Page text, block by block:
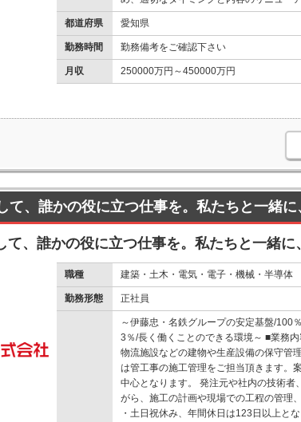
都道府県 愛知県
勤務時間 勤務備考をご確認下さい
月収 250000万円～450000万円
て、誰かの役に立つ仕事を。私たちと一緒に
、誰かの役に立つ仕事を。私たちと一緒に
職種 建築・土木・電気・電子・機械・半導体
勤務形態 正社員
～伊藤忠・名鉄グループの安定基盤/100
3％/長く働くことのできる環境～ ■業務
物流施設などの建物や生産設備の保守管
は管工事の施工管理をご担当頂きます。
中心となります。 発注元や社内の技術
がら、施工の計画や現場での工程の管理
・土日祝休み、年間休日は123日以上と